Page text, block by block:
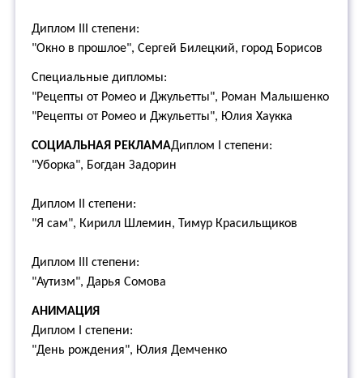
Диплом III степени:
"Окно в прошлое", Сергей Билецкий, город Борисов
Специальные дипломы:
"Рецепты от Ромео и Джульетты", Роман Малышенко
"Рецепты от Ромео и Джульетты", Юлия Хаукка
СОЦИАЛЬНАЯ РЕКЛАМАДиплом I степени:
"Уборка", Богдан Задорин
Диплом II степени:
"Я сам", Кирилл Шлемин, Тимур Красильщиков
Диплом III степени:
"Аутизм", Дарья Сомова
АНИМАЦИЯ
Диплом I степени:
"День рождения", Юлия Демченко